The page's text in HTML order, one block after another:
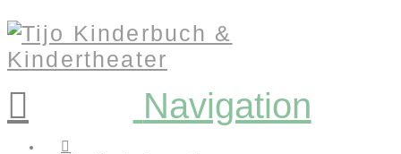
Navigation